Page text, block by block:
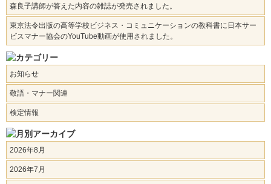
森良子講師が答えた内容の雑誌が発売されました。
東京法令出版の高等学校ビジネス・コミュニケーションの教科書に日本サー
ビスマナー協会のYouTube動画が使用されました。
お知らせ
敬語・マナー関連
検定情報
2026年8月
2026年7月